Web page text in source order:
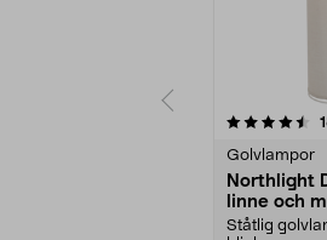
Golvlampor
Northlight
linne och
Ståtlig